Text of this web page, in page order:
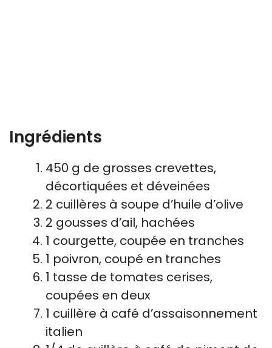
Ingrédients
450 g de grosses crevettes,
décortiquées et déveinées
2 cuillères à soupe d’huile d’olive
2 gousses d’ail, hachées
1 courgette, coupée en tranches
1 poivron, coupé en tranches
1 tasse de tomates cerises,
coupées en deux
1 cuillère à café d’assaisonnement
italien